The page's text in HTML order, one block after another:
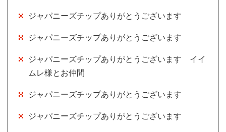
ジャパニーズチップありがとうございます
ジャパニーズチップありがとうございます
ジャパニーズチップありがとうございます イイ
ムレ様とお仲間
ジャパニーズチップありがとうございます
ジャパニーズチップありがとうございます